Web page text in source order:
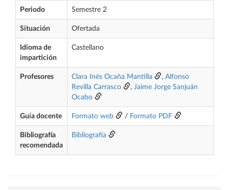
Periodo Semestre 2
Situación Ofertada
Idioma de
impartición
Castellano
Profesores Clara Inés Ocaña Mantilla , Alfonso
Revilla Carrasco
, Jaime Jorge Sanjuán
Ocabo
Guía docente Formato web / Formato PDF
Bibliografía
recomendada
Bibliografía